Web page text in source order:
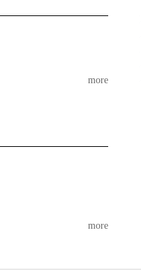
more
more